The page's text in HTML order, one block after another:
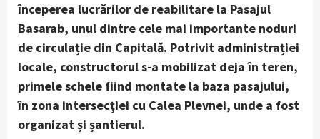
începerea lucrărilor de reabilitare la Pasajul
Basarab, unul dintre cele mai importante noduri
de circulație din Capitală. Potrivit administrației
locale, constructorul s-a mobilizat deja în teren,
primele schele fiind montate la baza pasajului,
în zona intersecției cu Calea Plevnei, unde a fost
organizat și șantierul.